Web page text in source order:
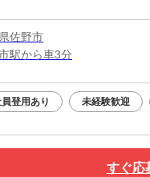
佐野市
駅から車3分
登用あり 未経験歓迎
すぐ応